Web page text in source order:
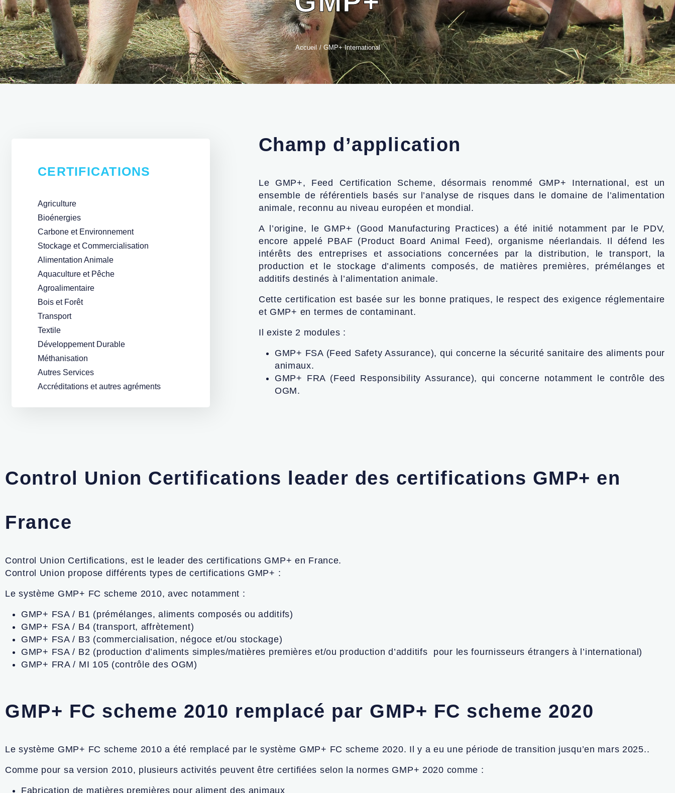
Accueil / GMP+ International
CERTIFICATIONS
Agriculture
Bioénergies
Carbone et Environnement
Stockage et Commercialisation
Alimentation Animale
Aquaculture et Pêche
Agroalimentaire
Bois et Forêt
Transport
Textile
Développement Durable
Méthanisation
Autres Services
Accréditations et autres agréments
Champ d’application
Le GMP+, Feed Certification Scheme, désormais renommé GMP+ International, est un
ensemble de référentiels basés sur l’analyse de risques dans le domaine de l’alimentation
animale, reconnu au niveau européen et mondial.
A l’origine, le GMP+ (Good Manufacturing Practices) a été initié notamment par le PDV,
encore appelé PBAF (Product Board Animal Feed), organisme néerlandais. Il défend les
intérêts des entreprises et associations concernées par la distribution, le transport, la
production et le stockage d’aliments composés, de matières premières, prémélanges et
additifs destinés à l’alimentation animale.
Cette certification est basée sur les bonne pratiques, le respect des exigence réglementaire
et GMP+ en termes de contaminant.
Il existe 2 modules :
GMP+ FSA (Feed Safety Assurance), qui concerne la sécurité sanitaire des aliments pour
animaux.
GMP+ FRA (Feed Responsibility Assurance), qui concerne notamment le contrôle des
OGM.
Control Union Certifications leader des certifications GMP+ en
France
Control Union Certifications, est le leader des certifications GMP+ en France.
Control Union propose différents types de certifications GMP+ :
Le système GMP+ FC scheme 2010, avec notamment :
GMP+ FSA / B1 (prémélanges, aliments composés ou additifs)
GMP+ FSA / B4 (transport, affrètement)
GMP+ FSA / B3 (commercialisation, négoce et/ou stockage)
GMP+ FSA / B2 (production d’aliments simples/matières premières et/ou production d’additifs pour les fournisseurs étrangers à l’international)
GMP+ FRA / MI 105 (contrôle des OGM)
GMP+ FC scheme 2010 remplacé par GMP+ FC scheme 2020
Le système GMP+ FC scheme 2010 a été remplacé par le système GMP+ FC scheme 2020. Il y a eu une période de transition jusqu’en mars 2025..
Comme pour sa version 2010, plusieurs activités peuvent être certifiées selon la normes GMP+ 2020 comme :
Fabrication de matières premières pour aliment des animaux